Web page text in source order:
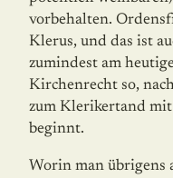
vorbehalten.
Klerus, und das ist
zumindest am
Kirchenrecht so,
zum Kleriker­tand
beginnt.
Worin man übrigens